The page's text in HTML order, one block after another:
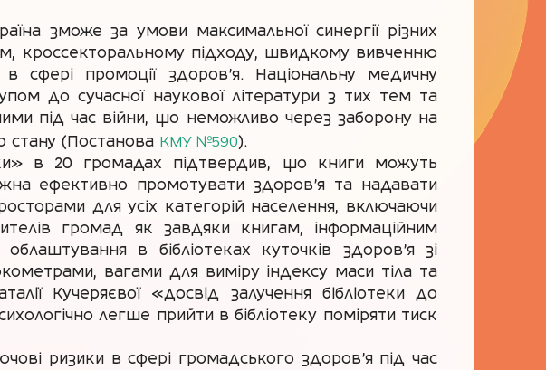
зможе за умови максимальної синергії різних
кроссекторальному підходу, швидкому вивченню
промоції здоров'я. Національну медичну
до сучасної наукової літератури з тих тем та
під час війни, що неможливо через заборону на
стану (Постанова КМУ №590).
в 20 громадах підтвердив, що книги можуть
ефективно промотувати здоров'я та надавати
для усіх категорій населення, включаючи
громад як завдяки книгам, інформаційним
в бібліотеках куточків здоров'я зі
вагами для виміру індексу маси тіла та
Кучеряєвої «досвід залучення бібліотеки до
легше прийти в бібліотеку поміряти тиск
ризики в сфері громадського здоров'я під час